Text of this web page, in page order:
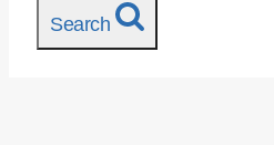
Search